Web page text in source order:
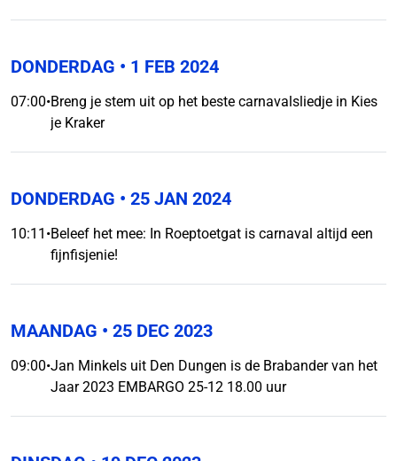
DONDERDAG • 1 FEB 2024
07:00•Breng je stem uit op het beste carnavalsliedje in Kies
je Kraker
DONDERDAG • 25 JAN 2024
10:11 •Beleef het mee: In Roeptoetgat is carnaval altijd een
fijnfisjenie!
MAANDAG • 25 DEC 2023
09:00•Jan Minkels uit Den Dungen is de Brabander van het
Jaar 2023 EMBARGO 25-12 18.00 uur